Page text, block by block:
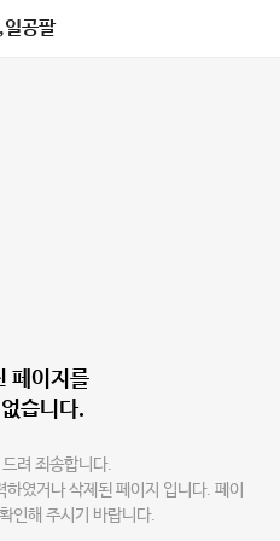
일공팔
페이지를
습니다.
려 죄송합니다.
였거나 삭제된 페이지 입니다. 페이
인해 주시기 바랍니다.